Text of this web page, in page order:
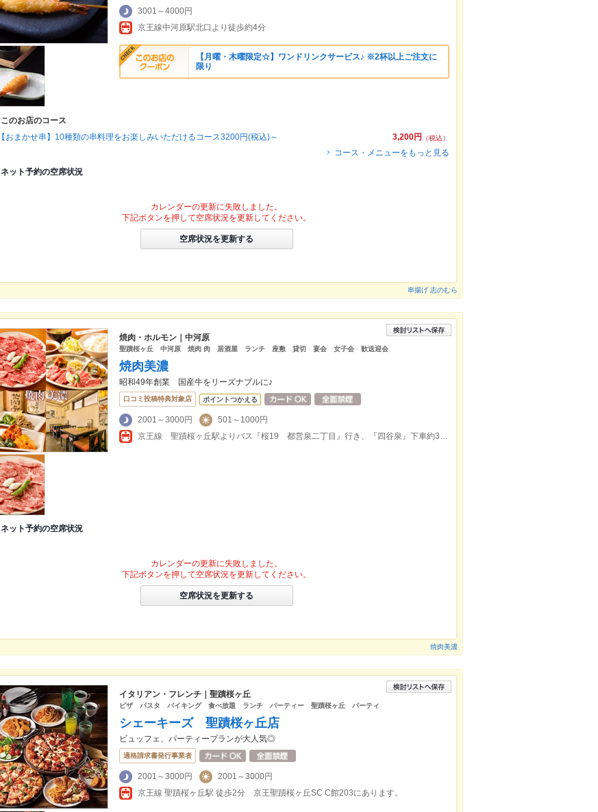
3001～4000円
京王線中河原駅北口より徒歩約4分
【月曜・木曜限定☆】ワンドリンクサービス♪ ※2杯以上ご注文に
限り
このお店のコース
3,200円
（税込）
【おまかせ串】10種類の串料理をお楽しみいただけるコース3200円(税込)～
コース・メニューをもっと見る
ネット予約の空席状況
カレンダーの更新に失敗しました。
下記ボタンを押して空席状況を更新してください。
空席状況を更新する
串揚げ 志のむら
焼肉・ホルモン｜中河原
聖蹟桜ヶ丘 中河原 焼肉 肉 居酒屋 ランチ 座敷 貸切 宴会 女子会 歓送迎会
焼肉美濃
昭和49年創業 国産牛をリーズナブルに♪
口コミ投稿特典対象店 ポイントつかえる
2001～3000円
501～1000円
京王線 聖蹟桜ヶ丘駅よりバス『桜19 都営泉二丁目』行き、『四谷泉』下車約3分。京王線中河原駅からもバス有ります。
ネット予約の空席状況
カレンダーの更新に失敗しました。
下記ボタンを押して空席状況を更新してください。
空席状況を更新する
焼肉美濃
イタリアン・フレンチ｜聖蹟桜ヶ丘
ピザ パスタ バイキング 食べ放題 ランチ パーティー 聖蹟桜ヶ丘 パーティ
シェーキーズ 聖蹟桜ヶ丘店
ビュッフェ、パーティープランが大人気◎
適格請求書発行事業者
2001～3000円
2001～3000円
京王線 聖蹟桜ヶ丘駅 徒歩2分 京王聖蹟桜ヶ丘SC C館203にあります。